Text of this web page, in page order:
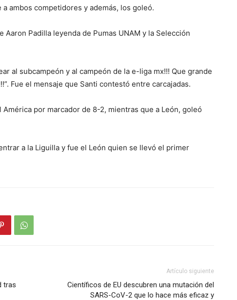
ambos competidores y además, los goleó.
Aaron Padilla leyenda de Pumas UNAM y la Selección
al subcampeón y al campeón de la e-liga mx!!! Que grande
Fue el mensaje que Santi contestó entre carcajadas.
por marcador de 8-2, mientras que a León, goleó
a la Liguilla y fue el León quien se llevó el primer
tras
Artículo siguiente
Científicos de EU descubren una mutación del
SARS-CoV-2 que lo hace más eficaz y